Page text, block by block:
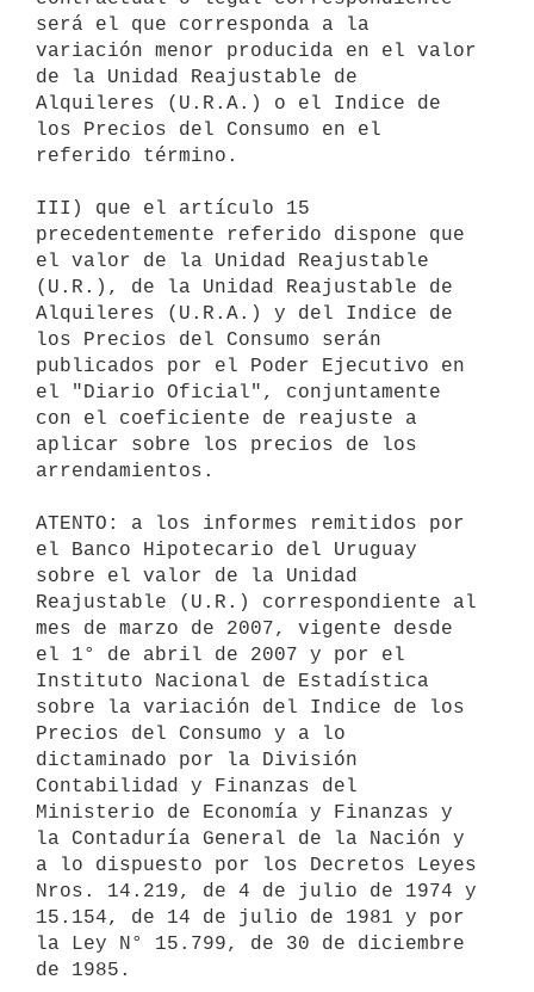
será el que corresponda a la
variación menor producida en el valor
de la Unidad Reajustable de
Alquileres (U.R.A.) o el Indice de
los Precios del Consumo en el
referido término.
III) que el artículo 15
precedentemente referido dispone que
el valor de la Unidad Reajustable
(U.R.), de la Unidad Reajustable de
Alquileres (U.R.A.) y del Indice de
los Precios del Consumo serán
publicados por el Poder Ejecutivo en
el "Diario Oficial", conjuntamente
con el coeficiente de reajuste a
aplicar sobre los precios de los
arrendamientos.
ATENTO: a los informes remitidos por
el Banco Hipotecario del Uruguay
sobre el valor de la Unidad
Reajustable (U.R.) correspondiente al
mes de marzo de 2007, vigente desde
el 1° de abril de 2007 y por el
Instituto Nacional de Estadística
sobre la variación del Indice de los
Precios del Consumo y a lo
dictaminado por la División
Contabilidad y Finanzas del
Ministerio de Economía y Finanzas y
la Contaduría General de la Nación y
a lo dispuesto por los Decretos Leyes
Nros. 14.219, de 4 de julio de 1974 y
15.154, de 14 de julio de 1981 y por
la Ley N° 15.799, de 30 de diciembre
de 1985.